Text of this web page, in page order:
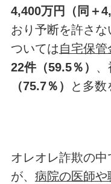
4,400万円（同＋
おり予断を許さ
ついては自宅保管
22件（59.5％）
（75.7％）
と多数
オレオレ詐欺の
が、 病院の医師や